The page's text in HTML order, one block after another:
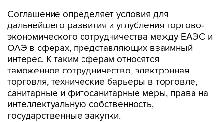
Соглашение определяет условия для
дальнейшего развития и углубления торгово-
экономического сотрудничества между ЕАЭС и
ОАЭ в сферах, представляющих взаимный
интерес. К таким сферам относятся
таможенное сотрудничество, электронная
торговля, технические барьеры в торговле,
санитарные и фитосанитарные меры, права на
интеллектуальную собственность,
государственные закупки.